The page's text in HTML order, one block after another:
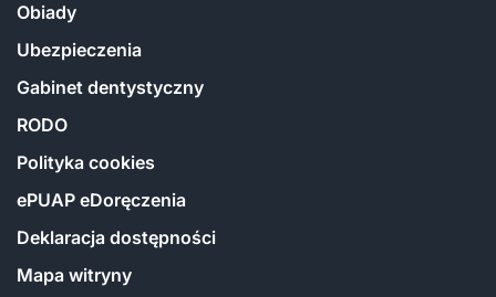
Obiady
Ubezpieczenia
Gabinet dentystyczny
RODO
Polityka cookies
ePUAP eDoręczenia
Deklaracja dostępności
Mapa witryny